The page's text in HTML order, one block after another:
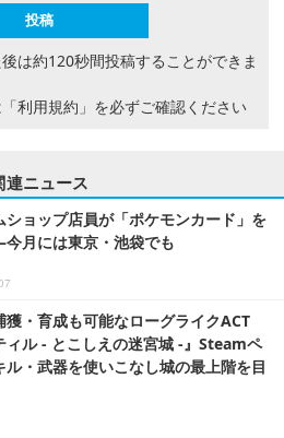
は約120秒間投稿することができま
「利用規約」 を必ずご確認ください
連ニュース
ショップ店員が「ポケモンカード」を
月には東京・池袋でも
獲・育成も可能なローグライクACT
ィル - とこしえの迷宮城 -』Steamペ
・武器を使いこなし城の最上階を目